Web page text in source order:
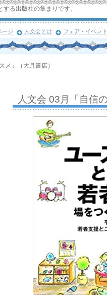
る出版社の集まりです。
ージ 人文会とは フェア・イベン
メ」（大月書店）
人文会 03月「自信